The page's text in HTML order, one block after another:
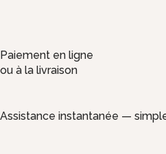
Paiement en ligne
ou à la livraison
Assistance instantanée —